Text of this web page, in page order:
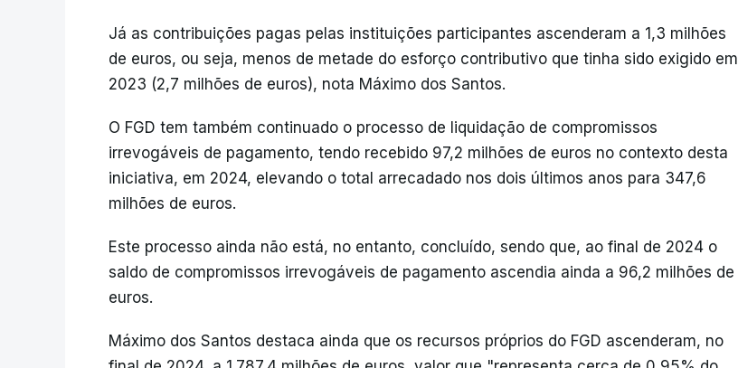
Já as contribuições pagas pelas instituições participantes ascenderam a 1,3 milhões
de euros, ou seja, menos de metade do esforço contributivo que tinha sido exigido em
2023 (2,7 milhões de euros), nota Máximo dos Santos.
O FGD tem também continuado o processo de liquidação de compromissos
irrevogáveis de pagamento, tendo recebido 97,2 milhões de euros no contexto desta
iniciativa, em 2024, elevando o total arrecadado nos dois últimos anos para 347,6
milhões de euros.
Este processo ainda não está, no entanto, concluído, sendo que, ao final de 2024 o
saldo de compromissos irrevogáveis de pagamento ascendia ainda a 96,2 milhões de
euros.
Máximo dos Santos destaca ainda que os recursos próprios do FGD ascenderam, no